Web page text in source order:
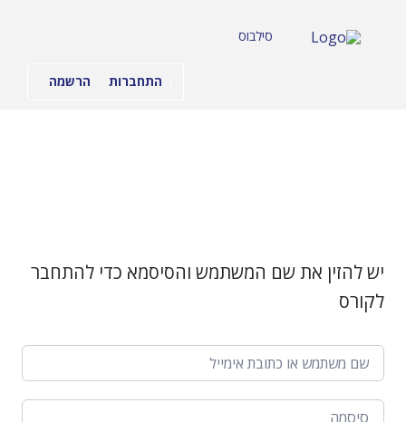
סילבוס
התחברות הרשמה
יש להזין את שם המשתמש והסיסמא כדי להתחבר
לקורס